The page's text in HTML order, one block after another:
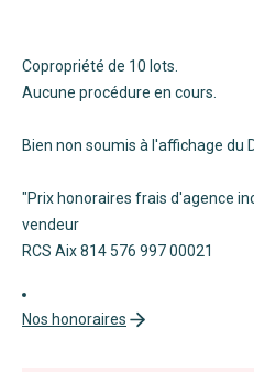
Copropriété de 10 lots.
Aucune procédure en cours.
Bien non soumis à l'affichage du
"Prix honoraires frais d'agence
vendeur
RCS Aix 814 576 997 00021
Nos honoraires